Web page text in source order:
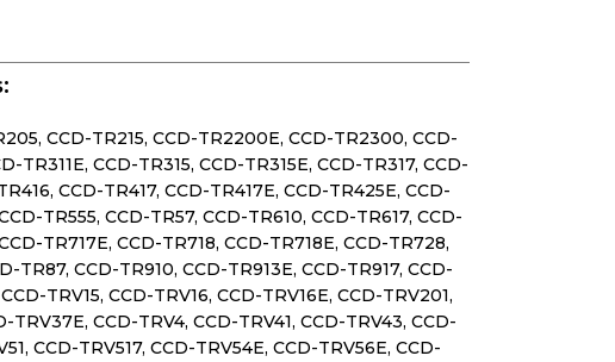
CCD-TR215, CCD-TR2200E, CCD-TR2300, CCD-
CCD-TR315, CCD-TR315E, CCD-TR317, CCD-
CCD-TR417, CCD-TR417E, CCD-TR425E, CCD-
TR555, CCD-TR57, CCD-TR610, CCD-TR617, CCD-
TR717E, CCD-TR718, CCD-TR718E, CCD-TR728,
CCD-TR910, CCD-TR913E, CCD-TR917, CCD-
TRV15, CCD-TRV16, CCD-TRV16E, CCD-TRV201,
CCD-TRV4, CCD-TRV41, CCD-TRV43, CCD-
CCD-TRV517, CCD-TRV54E, CCD-TRV56E, CCD-